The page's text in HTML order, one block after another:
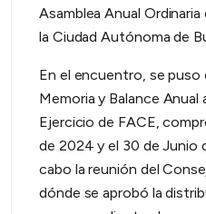
Asamblea Anual
la Ciudad Autónoma de
En el encuentro, se puso
Memoria y Balance Anual
Ejercicio de FACE,
de 2024 y el 30 de Junio
cabo la reunión del
dónde se aprobó la